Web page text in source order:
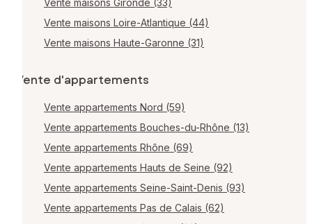
Vente maisons Loire-Atlantique (44)
Vente maisons Haute-Garonne (31)
Vente d'appartements
Vente appartements Nord (59)
Vente appartements Bouches-du-Rhône (13)
Vente appartements Rhône (69)
Vente appartements Hauts de Seine (92)
Vente appartements Seine-Saint-Denis (93)
Vente appartements Pas de Calais (62)